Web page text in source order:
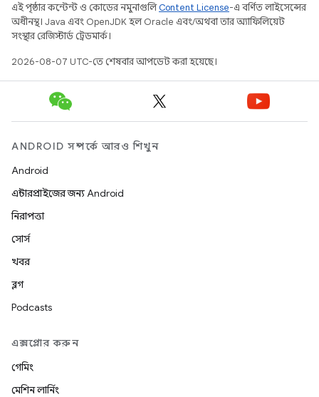
এই পৃষ্ঠার কন্টেন্ট ও কোডের নমুনাগুলিContent License-এ বর্ণিত লাইসেন্সের
অধীনস্থ। Java এবং OpenJDK হল Oracle এবং/অথবা তার অ্যাফিলিয়েট
সংস্থার রেজিস্টার্ড ট্রেডমার্ক।
2026-08-07 UTC-তে শেষবার আপডেট করা হয়েছে।
ANDROID সম্পর্কে আরও শিখুন
Android
এন্টারপ্রাইজের জন্য Android
নিরাপত্তা
সোর্স
খবর
ব্লগ
Podcasts
এক্সপ্লোর করুন
গেমিং
মেশিন লার্নিং